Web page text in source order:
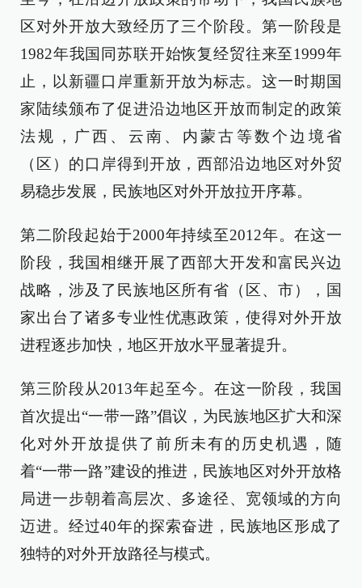
区对外开放大致经历了三个阶段。第一阶段是
1982年我国同苏联开始恢复经贸往来至1999年
止，以新疆口岸重新开放为标志。这一时期国
家陆续颁布了促进沿边地区开放而制定的政策
法规，广西、云南、内蒙古等数个边境省
（区）的口岸得到开放，西部沿边地区对外贸
易稳步发展，民族地区对外开放拉开序幕。
第二阶段起始于2000年持续至2012年。在这一
阶段，我国相继开展了西部大开发和富民兴边
战略，涉及了民族地区所有省（区、市），国
家出台了诸多专业性优惠政策，使得对外开放
进程逐步加快，地区开放水平显著提升。
第三阶段从2013年起至今。在这一阶段，我国
首次提出“一带一路”倡议，为民族地区扩大和深
化对外开放提供了前所未有的历史机遇，随
着“一带一路”建设的推进，民族地区对外开放格
局进一步朝着高层次、多途径、宽领域的方向
迈进。经过40年的探索奋进，民族地区形成了
独特的对外开放路径与模式。